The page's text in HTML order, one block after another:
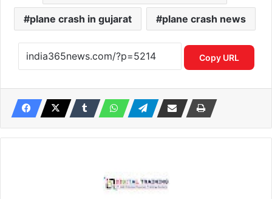
plane crash in gujarat plane crash news
Copy URL